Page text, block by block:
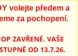
volejte předem a
za pochopení.
ZAVŘENÉ. VAŠE
OD 13.7.26.